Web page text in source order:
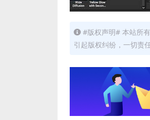
#版权声明# 本站所
引起版权纠纷，一切责